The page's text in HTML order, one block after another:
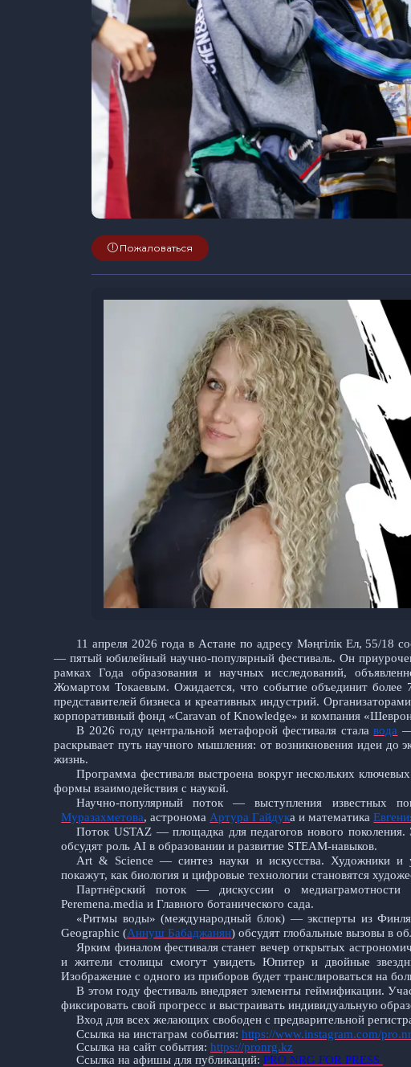
Пожаловаться
11 апреля 2026 года в Астане по адресу Мәңгілік Ел, 55/18
— пятый юбилейный научно-популярный фестиваль. Он
рамках Года образования и научных исследований,
Жомартом Токаевым. Ожидается, что событие объединит более
представителей бизнеса и креативных индустрий.
корпоративный фонд «Caravan of Knowledge» и компания
В 2026 году центральной метафорой фестиваля сталавода —
раскрывает путь научного мышления: от возникновения идеи до
жизнь.
Программа фестиваля выстроена вокруг нескольких
формы взаимодействия с наукой.
Научно-популярный поток — выступления известных
Муразахметова, астронома Артура Гайдука и математика
Поток USTAZ — площадка для педагогов нового поколения.
обсудят роль AI в образовании и развитие STEAM-навыков.
Art & Science — синтез науки и искусства. Художники и
покажут, как биология и цифровые технологии становятся
Партнёрский поток — дискуссии о
Peremena.media и Главного ботанического сада.
«Ритмы воды» (международный блок) — эксперты из
Geographic (Аннуш Бабаджанян) обсудят глобальные вызовы в
Ярким финалом фестиваля станет вечер открытых
и жители столицы смогут увидеть Юпитер и двойные
Изображение с одного из приборов будет транслироваться на
В этом году фестиваль внедряет элементы геймификации.
фиксировать свой прогресс и выстраивать индивидуальную
Вход для всех желающих свободен с предварительной
Ссылка на инстаграм события: https://www.instagram.com/
Ссылка на сайт события: https://pronrg.kz
Ссылка на афишы для публикаций: PRO NRG FOR PRESS